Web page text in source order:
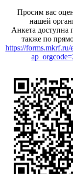
Просим вас
нашей
Анкета доступна
также по
https://